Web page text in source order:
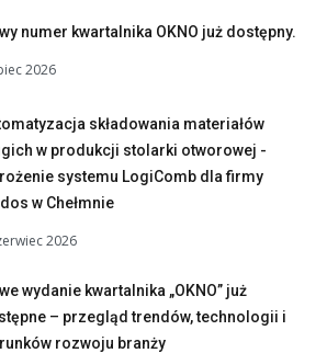
numer kwartalnika OKNO już dostępny.
2026
składowania materiałów
w produkcji stolarki otworowej -
systemu LogiComb dla firmy
w Chełmnie
2026
wydanie kwartalnika „OKNO” już
– przegląd trendów, technologii i
rozwoju branży